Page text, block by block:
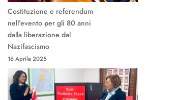
Costituzione e referendum
nell’evento per gli 80 anni
dalla liberazione dal
Nazifascismo
16 Aprile 2025